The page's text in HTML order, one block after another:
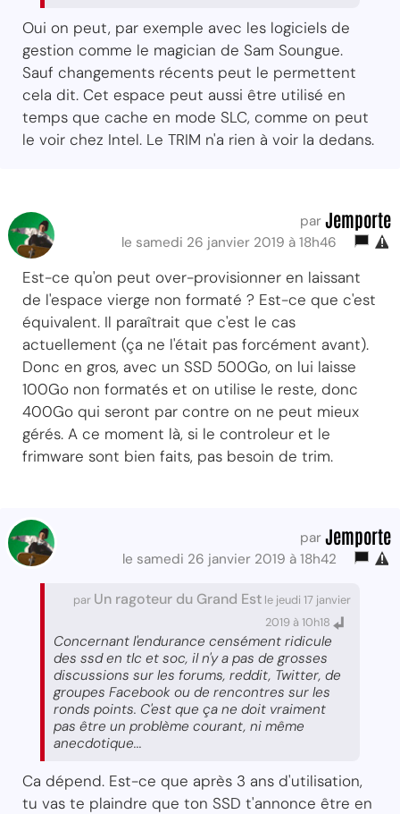
Oui on peut, par exemple avec les logiciels de
gestion comme le magician de Sam Soungue.
Sauf changements récents peut le permettent
cela dit. Cet espace peut aussi être utilisé en
temps que cache en mode SLC, comme on peut
le voir chez Intel. Le TRIM n'a rien à voir la dedans.
par Jemporte
le samedi 26 janvier 2019 à 18h46
Est-ce qu'on peut over-provisionner en laissant
de l'espace vierge non formaté ? Est-ce que c'est
équivalent. Il paraîtrait que c'est le cas
actuellement (ça ne l'était pas forcément avant).
Donc en gros, avec un SSD 500Go, on lui laisse
100Go non formatés et on utilise le reste, donc
400Go qui seront par contre on ne peut mieux
gérés. A ce moment là, si le controleur et le
frimware sont bien faits, pas besoin de trim.
par Jemporte
le samedi 26 janvier 2019 à 18h42
par Un ragoteur du Grand Est le jeudi 17 janvier
2019 à 10h18
Concernant l'endurance censément ridicule
des ssd en tlc et soc, il n'y a pas de grosses
discussions sur les forums, reddit, Twitter, de
groupes Facebook ou de rencontres sur les
ronds points. C'est que ça ne doit vraiment
pas être un problème courant, ni même
anecdotique...
Ca dépend. Est-ce que après 3 ans d'utilisation,
tu vas te plaindre que ton SSD t'annonce être en